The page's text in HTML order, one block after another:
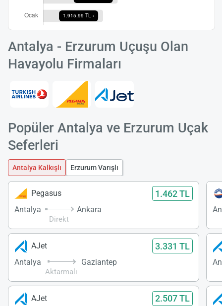
Antalya - Erzurum Uçuşu Olan
Havayolu Firmaları
Popüler Antalya ve Erzurum Uçak
Seferleri
Antalya Kalkışlı Erzurum Varışlı
Pegasus 1.462 TL
Antalya
Direkt
Ankara
AJet 3.331 TL
Antalya
Aktarmalı
Gaziantep
AJet 2.507 TL